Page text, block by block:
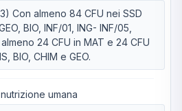
Con almeno 84 CFU nei SSD
BIO, INF/01, ING- INF/05,
24 CFU in MAT e 24 CFU
BIO, CHIM e GEO.
umana